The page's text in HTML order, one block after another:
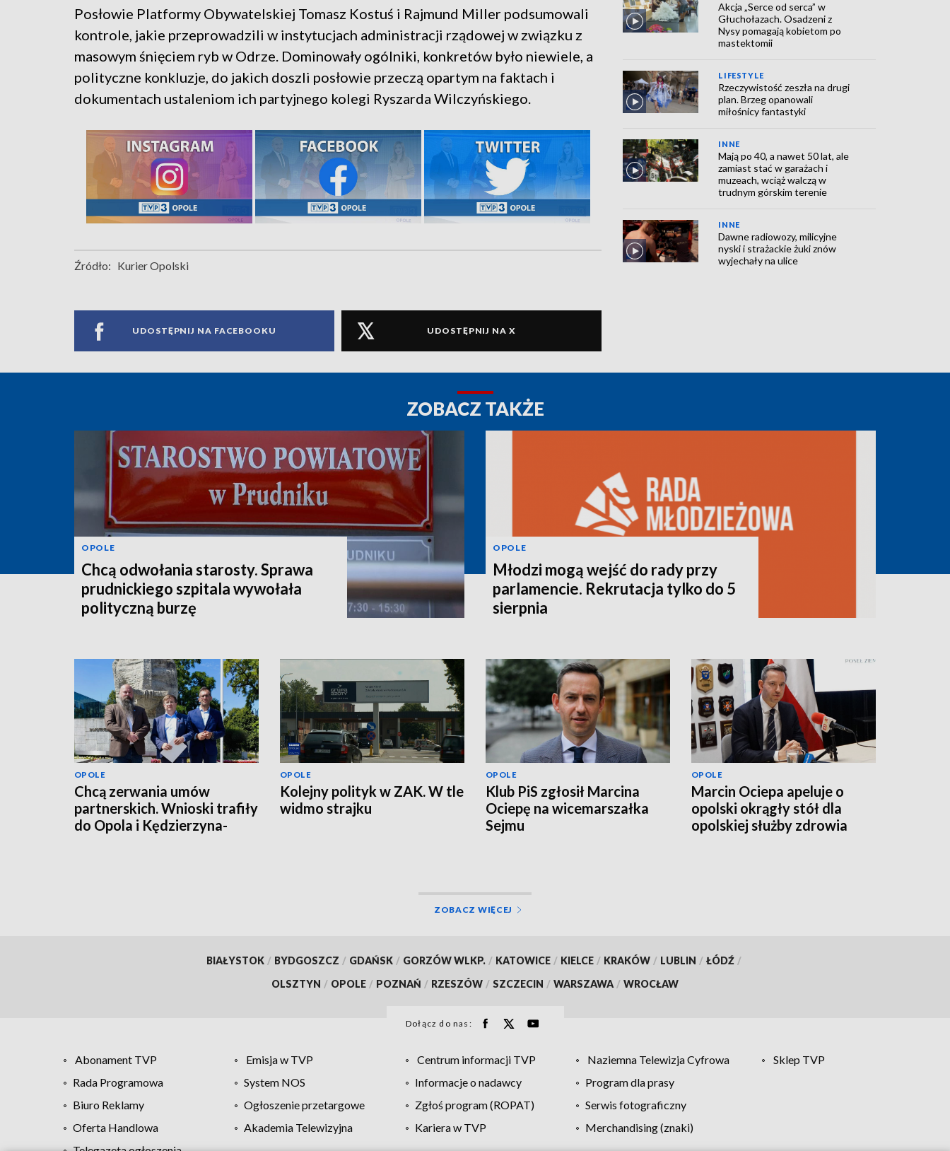
Posłowie Platformy Obywatelskiej Tomasz Kostuś i Rajmund Miller podsumowali
kontrole, jakie przeprowadzili w instytucjach administracji rządowej w związku z
masowym śnięciem ryb w Odrze. Dominowały ogólniki, konkretów było niewiele, a
polityczne konkluzje, do jakich doszli posłowie przeczą opartym na faktach i
dokumentach ustaleniom ich partyjnego kolegi Ryszarda Wilczyńskiego.
Źródło: Kurier Opolski
UDOSTĘPNIJ NA FACEBOOKU UDOSTĘPNIJ NA X
Akcja „Serce od serca” w
Głuchołazach. Osadzeni z
Nysy pomagają kobietom po
mastektomii
LIFESTYLE
Rzeczywistość zeszła na drugi
plan. Brzeg opanowali
miłośnicy fantastyki
INNE
Mają po 40, a nawet 50 lat, ale
zamiast stać w garażach i
muzeach, wciąż walczą w
trudnym górskim terenie
INNE
Dawne radiowozy, milicyjne
nyski i strażackie żuki znów
wyjechały na ulice
ZOBACZ TAKŻE
OPOLE
Chcą odwołania starosty. Sprawa
prudnickiego szpitala wywołała
polityczną burzę
OPOLE
Młodzi mogą wejść do rady przy
parlamencie. Rekrutacja tylko do 5
sierpnia
OPOLE
Chcą zerwania umów
partnerskich. Wnioski trafiły
do Opola i Kędzierzyna-
OPOLE
Kolejny polityk w ZAK. W tle
widmo strajku
OPOLE
Klub PiS zgłosił Marcina
Ociepę na wicemarszałka
Sejmu
OPOLE
Marcin Ociepa apeluje o
opolski okrągły stół dla
opolskiej służby zdrowia
ZOBACZ WIĘCEJ
BIAŁYSTOK / BYDGOSZCZ / GDAŃSK / GORZÓW WLKP. / KATOWICE / KIELCE / KRAKÓW / LUBLIN / ŁÓDŹ /
OLSZTYN / OPOLE / POZNAŃ / RZESZÓW / SZCZECIN / WARSZAWA / WROCŁAW
Dołącz do nas:
Abonament TVP Emisja w TVP Centrum informacji TVP Naziemna Telewizja Cyfrowa
Sklep TVP
Rada Programowa
System NOS Informacje o nadawcy
Program dla prasy
Biuro Reklamy
Ogłoszenie przetargowe Zgłoś program (ROPAT)
Serwis fotograficzny
Oferta Handlowa
Akademia Telewizyjna Kariera w TVP
Merchandising (znaki)